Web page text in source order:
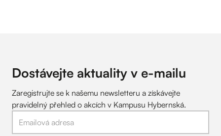
Dostávejte aktuality v e-mailu
Zaregistrujte se k našemu newsletteru a získávejte
pravidelný přehled o akcích v Kampusu Hybernská.